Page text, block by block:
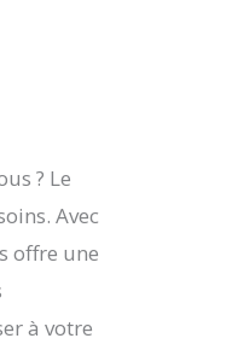
? Le
Avec
offre une
à votre